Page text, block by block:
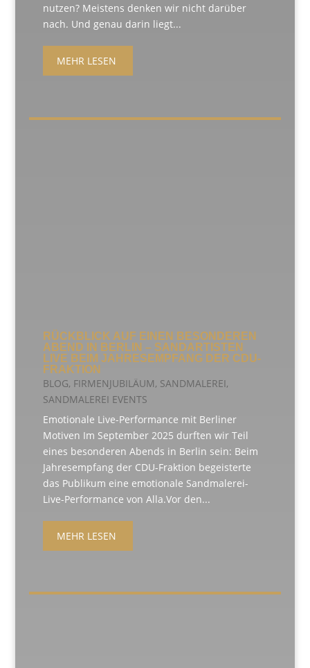
nutzen? Meistens denken wir nicht darüber
nach. Und genau darin liegt...
MEHR LESEN
RÜCKBLICK AUF EINEN BESONDEREN
ABEND IN BERLIN – SANDARTISTEN
LIVE BEIM JAHRESEMPFANG DER CDU-
FRAKTION
BLOG, FIRMENJUBILÄUM, SANDMALEREI,
SANDMALEREI EVENTS
Emotionale Live-Performance mit Berliner
Motiven Im September 2025 durften wir Teil
eines besonderen Abends in Berlin sein: Beim
Jahresempfang der CDU-Fraktion begeisterte
das Publikum eine emotionale Sandmalerei-
Live-Performance von Alla.Vor den...
MEHR LESEN